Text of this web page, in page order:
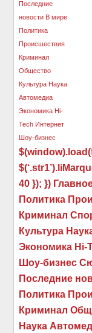
40 }); })
Политика
Криминал
Культура
Экономика Hi-
Шоу-бизнес
Последние
Политика
Криминал
Наука